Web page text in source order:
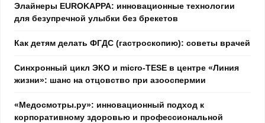
Элайнеры EUROKAPPA: инновационные технологии
для безупречной улыбки без брекетов
Как детям делать ФГДС (гастроскопию): советы врачей
Синхронный цикл ЭКО и micro-TESE в центре «Линия
жизни»: шанс на отцовство при азооспермии
«Медосмотры.ру»: инновационный подход к
корпоративному здоровью и профессиональной